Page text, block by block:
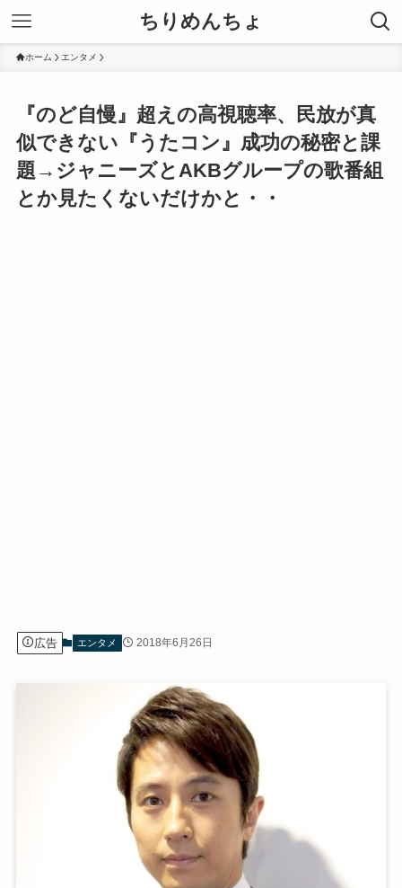
ちりめんちょ
ホーム エンタメ
『のど自慢』超えの高視聴率、民放が真
似できない『うたコン』成功の秘密と課
題→ジャニーズとAKBグループの歌番組
とか見たくないだけかと・・
広告 エンタメ 2018年6月26日